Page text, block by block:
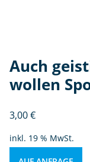
Auch
wollen
3,00€
inkl. 19 % MwSt.